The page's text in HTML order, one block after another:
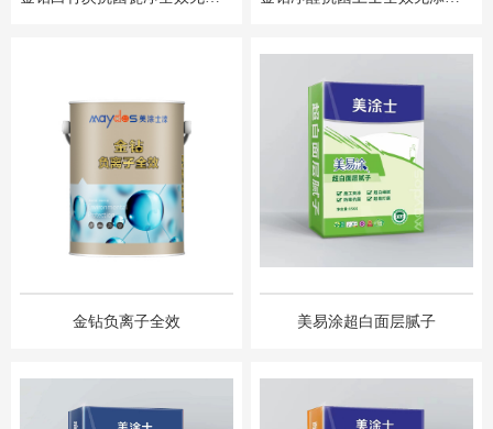
金钻负离子全效 美易涂超白面层腻子